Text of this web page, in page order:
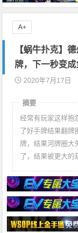
【蜗牛扑克】
牌，下一秒变成
2020年7月17日
摘要
经常有玩家这样抱
了好手牌结果翻牌
牌，结果河牌圈大
了，结果被更大的
A+